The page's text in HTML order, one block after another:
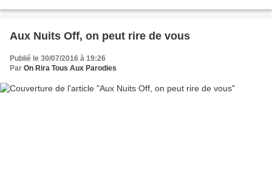
Aux Nuits Off, on peut rire de vous
Publié le 30/07/2016 à 19:26
Par On Rira Tous Aux Parodies